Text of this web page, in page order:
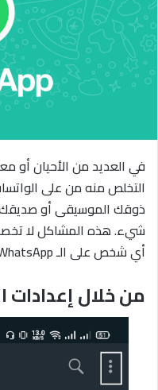
ر
ي
د
إ
ل
ت
ر
و
ن
ي
في العديد من الأحيان أو
التخلص منه من على
ذوقك الموسيقى أو صديقك
شيء. هذه المشاكل لا
أي شخص على الـ WhatsApp من روؤية الحالات الخاصة بك.
من خلال إعدادات